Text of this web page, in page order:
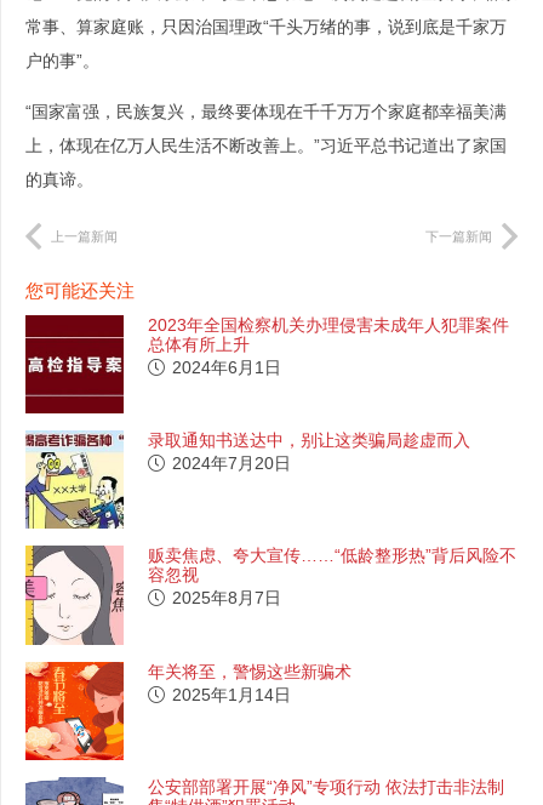
常事、算家庭账，只因治国理政“千头万绪的事，说到底是千家万
户的事”。
“国家富强，民族复兴，最终要体现在千千万万个家庭都幸福美满
上，体现在亿万人民生活不断改善上。”习近平总书记道出了家国
的真谛。
上一篇新闻 下一篇新闻
您可能还关注
2023年全国检察机关办理侵害未成年人犯罪案件
总体有所上升
2024年6月1日
录取通知书送达中，别让这类骗局趁虚而入
2024年7月20日
贩卖焦虑、夸大宣传……“低龄整形热”背后风险不
容忽视
2025年8月7日
年关将至，警惕这些新骗术
2025年1月14日
公安部部署开展“净风”专项行动 依法打击非法制